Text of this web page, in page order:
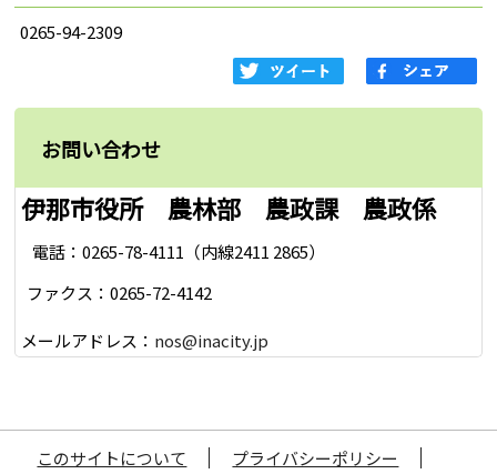
0265-94-2309
お問い合わせ
伊那市役所 農林部 農政課 農政係
電話：0265-78-4111（内線2411 2865）
ファクス：0265-72-4142
メールアドレス： nos@inacity.jp
このサイトについて プライバシーポリシー